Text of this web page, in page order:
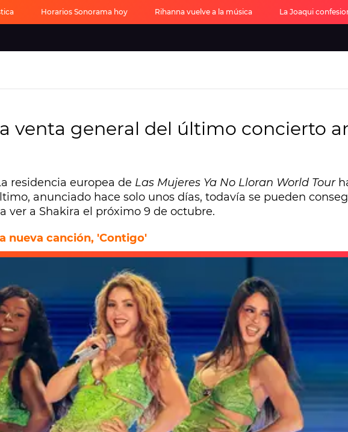
Horarios Sonorama hoy Rihanna vuelve a la música La Joaqui
venta general del último concierto
residencia europea de Las Mujeres Ya No Lloran World Tour
anunciado hace solo unos días, todavía se pueden
ver a Shakira el próximo 9 de octubre.
nueva canción, 'Contigo'